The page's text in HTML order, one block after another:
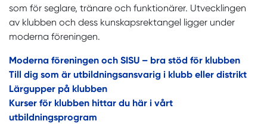
som för seglare, tränare och funktionärer. Utvecklingen
av klubben och dess kunskapsrektangel ligger under
moderna föreningen.
Moderna föreningen och SISU – bra stöd för klubben
Till dig som är utbildningsansvarig i klubb eller distrikt
Lärgupper på klubben
Kurser för klubben hittar du här i vårt
utbildningsprogram